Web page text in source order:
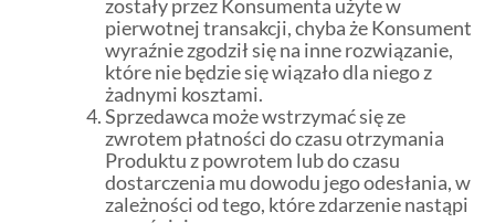
zostały przez Konsumenta użyte w
pierwotnej transakcji, chyba że Konsument
wyraźnie zgodził się na inne rozwiązanie,
które nie będzie się wiązało dla niego z
żadnymi kosztami.
Sprzedawca może wstrzymać się ze
zwrotem płatności do czasu otrzymania
Produktu z powrotem lub do czasu
dostarczenia mu dowodu jego odesłania, w
zależności od tego, które zdarzenie nastąpi